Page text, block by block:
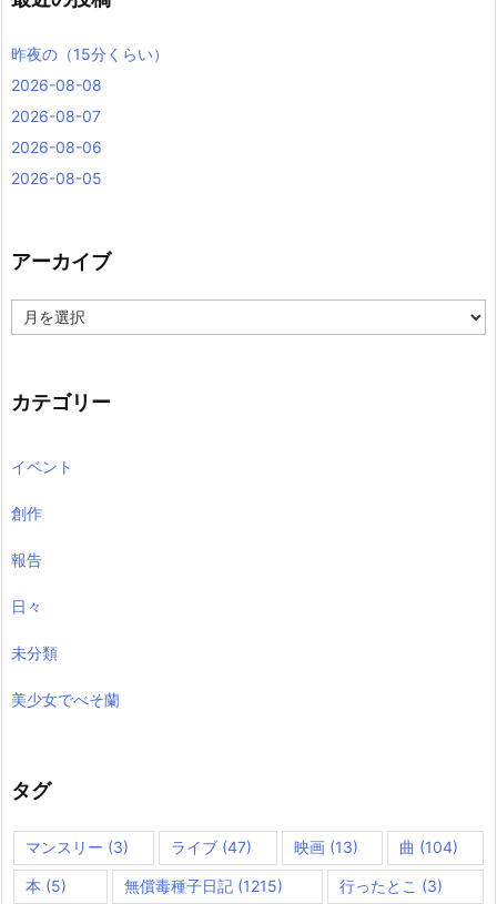
昨夜の（15分くらい）
2026-08-08
2026-08-07
2026-08-06
2026-08-05
アーカイブ
ー
ブ
カテゴリー
イベント
創作
報告
日々
未分類
美少女でべそ蘭
タグ
マンスリー (3) ライブ(47) 映画(13) 曲 (104)
本 (5) 無償毒種子日記(1215) 行ったとこ (3)